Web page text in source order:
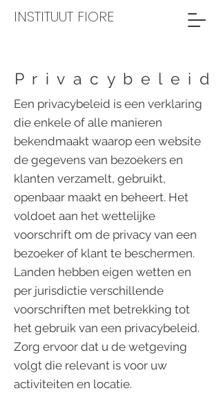
INSTITUUT FIORE
Privacybeleid
Een privacybeleid is een verklaring
die enkele of alle manieren
bekendmaakt waarop een website
de gegevens van bezoekers en
klanten verzamelt, gebruikt,
openbaar maakt en beheert. Het
voldoet aan het wettelijke
voorschrift om de privacy van een
bezoeker of klant te beschermen.
Landen hebben eigen wetten en
per jurisdictie verschillende
voorschriften met betrekking tot
het gebruik van een privacybeleid.
Zorg ervoor dat u de wetgeving
volgt die relevant is voor uw
activiteiten en locatie.